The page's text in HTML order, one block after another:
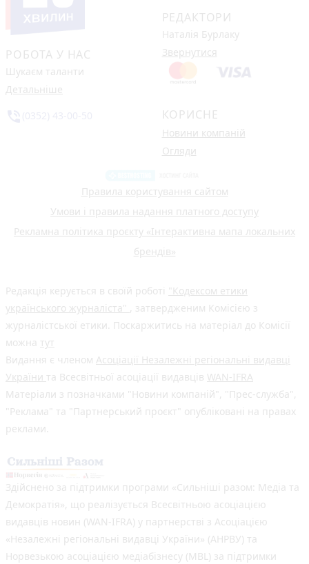
РОБОТА У НАС
Шукаєм таланти
Детальніше
РЕДАКТОРИ
Наталія Бурлаку
Звернутися
КОРИСНЕ
Новини компаній
Огляди
Правила користування сайтом
Умови і правила надання платного доступу
Рекламна політика проєкту «Інтерактивна мапа локальних
брендів»
Редакція керується в своїй роботі "Кодексом етики
українського журналіста" , затвердженим Комісією з
журналістської етики. Поскаржитись на матеріал до Комісії
можна тут
Видання є членом Асоціації Незалежні регіональні видавці
України та Всесвітньої асоціації видавців WAN-IFRA
Матеріали з позначками "Новини компаній", "Прес-служба",
"Реклама" та "Партнерський проєкт" опубліковані на правах
реклами.
Здійснено за підтримки програми «Сильніші разом: Медіа та
Демократія», що реалізується Всесвітньою асоціацією
видавців новин (WAN-IFRA) у партнерстві з Асоціацією
«Незалежні регіональні видавці України» (АНРВУ) та
Норвезькою асоціацією медіабізнесу (MBL) за підтримки